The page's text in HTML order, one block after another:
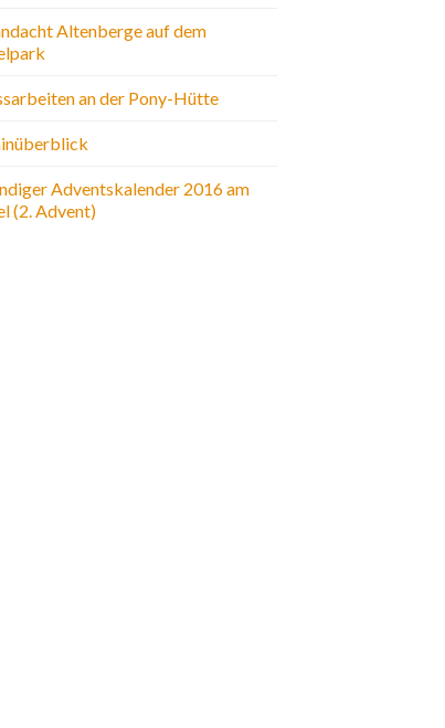
Altenberge auf dem
an der Pony-Hütte
Adventskalender 2016 am
(2. Advent)